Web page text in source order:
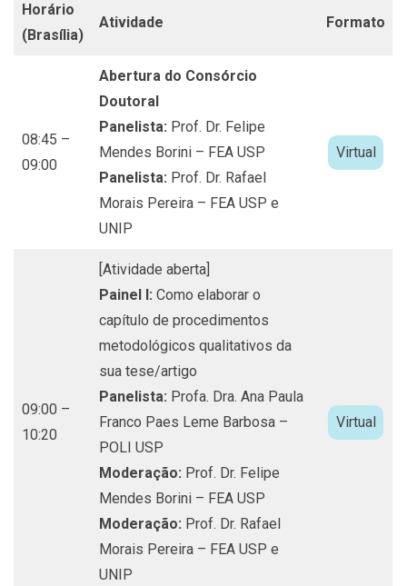
Horário
(Brasília)
Atividade Formato
08:45 –
09:00
Abertura do Consórcio
Doutoral
Panelista: Prof. Dr. Felipe
Mendes Borini – FEA USP
Panelista: Prof. Dr. Rafael
Morais Pereira – FEA USP e
UNIP
Virtual
09:00 –
10:20
[Atividade aberta]
Painel I: Como elaborar o
capítulo de procedimentos
metodológicos qualitativos da
sua tese/artigo
Panelista: Profa. Dra. Ana Paula
Franco Paes Leme Barbosa –
POLI USP
Moderação: Prof. Dr. Felipe
Mendes Borini – FEA USP
Moderação: Prof. Dr. Rafael
Morais Pereira – FEA USP e
UNIP
Virtual